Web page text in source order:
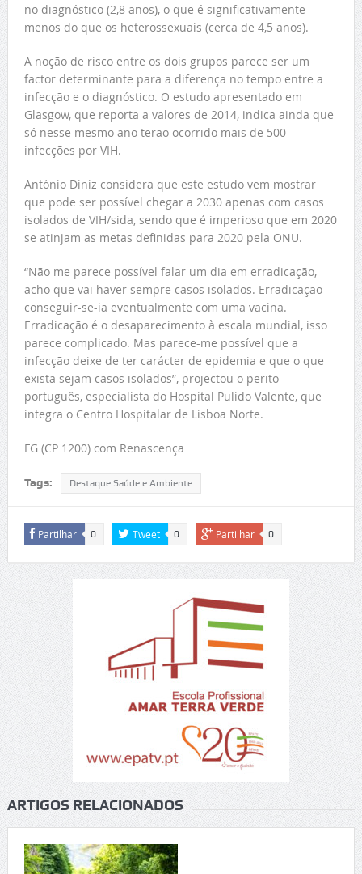
no diagnóstico (2,8 anos), o que é significativamente
menos do que os heterossexuais (cerca de 4,5 anos).
A noção de risco entre os dois grupos parece ser um
factor determinante para a diferença no tempo entre a
infecção e o diagnóstico. O estudo apresentado em
Glasgow, que reporta a valores de 2014, indica ainda que
só nesse mesmo ano terão ocorrido mais de 500
infecções por VIH.
António Diniz considera que este estudo vem mostrar
que pode ser possível chegar a 2030 apenas com casos
isolados de VIH/sida, sendo que é imperioso que em 2020
se atinjam as metas definidas para 2020 pela ONU.
“Não me parece possível falar um dia em erradicação,
acho que vai haver sempre casos isolados. Erradicação
conseguir-se-ia eventualmente com uma vacina.
Erradicação é o desaparecimento à escala mundial, isso
parece complicado. Mas parece-me possível que a
infecção deixe de ter carácter de epidemia e que o que
exista sejam casos isolados”, projectou o perito
português, especialista do Hospital Pulido Valente, que
integra o Centro Hospitalar de Lisboa Norte.
FG (CP 1200) com Renascença
Tags: Destaque Saúde e Ambiente
Partilhar 0 Tweet 0 Partilhar 0
ARTIGOS RELACIONADOS